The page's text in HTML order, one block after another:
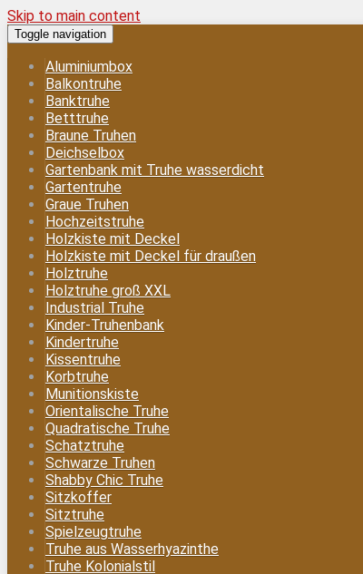
Skip to main content
Toggle navigation
Aluminiumbox
Balkontruhe
Banktruhe
Betttruhe
Braune Truhen
Deichselbox
Gartenbank mit Truhe wasserdicht
Gartentruhe
Graue Truhen
Hochzeitstruhe
Holzkiste mit Deckel
Holzkiste mit Deckel für draußen
Holztruhe
Holztruhe groß XXL
Industrial Truhe
Kinder-Truhenbank
Kindertruhe
Kissentruhe
Korbtruhe
Munitionskiste
Orientalische Truhe
Quadratische Truhe
Schatztruhe
Schwarze Truhen
Shabby Chic Truhe
Sitzkoffer
Sitztruhe
Spielzeugtruhe
Truhe aus Wasserhyazinthe
Truhe Kolonialstil